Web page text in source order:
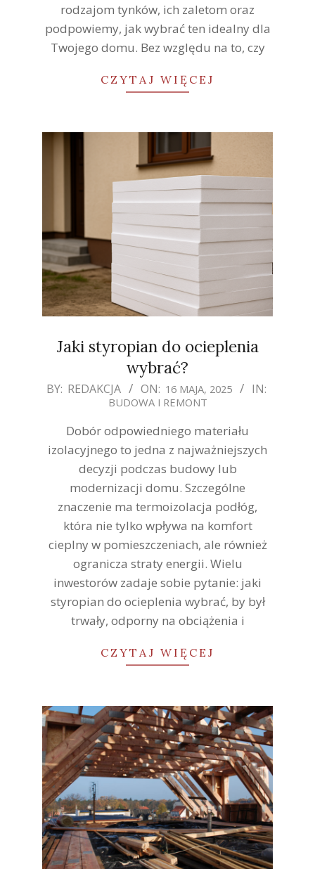
rodzajom tynków, ich zaletom oraz
podpowiemy, jak wybrać ten idealny dla
Twojego domu. Bez względu na to, czy
CZYTAJ WIĘCEJ
Jaki styropian do ocieplenia
wybrać?
2025-
BY: REDAKCJA ON: 16 MAJA, 2025 IN:
BUDOWA I REMONT
Dobór odpowiedniego materiału
izolacyjnego to jedna z najważniejszych
decyzji podczas budowy lub
modernizacji domu. Szczególne
znaczenie ma termoizolacja podłóg,
która nie tylko wpływa na komfort
cieplny w pomieszczeniach, ale również
ogranicza straty energii. Wielu
inwestorów zadaje sobie pytanie: jaki
styropian do ocieplenia wybrać, by był
trwały, odporny na obciążenia i
CZYTAJ WIĘCEJ